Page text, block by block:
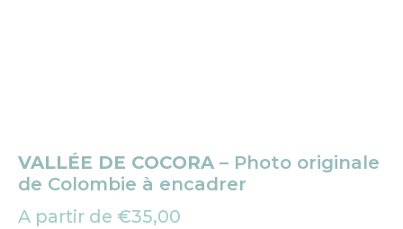
VALLÉE DE COCORA– Photo originale
de Colombie à encadrer
A partir de €35,00